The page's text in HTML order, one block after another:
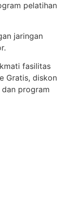
pelatihan
jaringan
fasilitas
Gratis, diskon
dan program